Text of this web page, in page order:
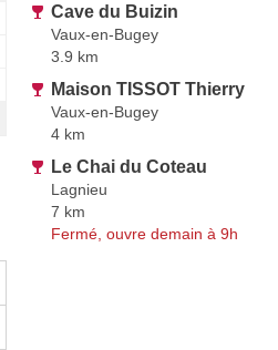
Cave du Buizin
Vaux-en-Bugey
3.9 km
Maison TISSOT Thierry
Vaux-en-Bugey
4 km
Le Chai du Coteau
Lagnieu
7 km
Fermé, ouvre demain à 9h